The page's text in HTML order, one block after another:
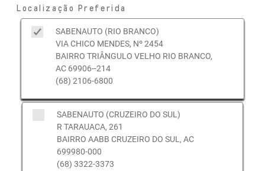
Localização Preferida
SABENAUTO (RIO BRANCO)
VIA CHICO MENDES, Nº 2454
BAIRRO TRIÂNGULO VELHO RIO BRANCO,
AC 69906--214
(68) 2106-6800
SABENAUTO (CRUZEIRO DO SUL)
R TARAUACA, 261
BAIRRO AABB CRUZEIRO DO SUL, AC
699980-000
(68) 3322-3373